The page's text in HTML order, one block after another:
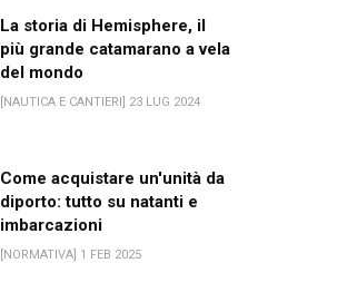
La storia di Hemisphere, il
più grande catamarano a vela
del mondo
[NAUTICA E CANTIERI] 23 LUG 2024
Come acquistare un'unità da
diporto: tutto su natanti e
imbarcazioni
[NORMATIVA] 1 FEB 2025